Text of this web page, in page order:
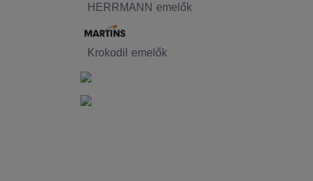
HERRMANN emelők
Krokodil emelők